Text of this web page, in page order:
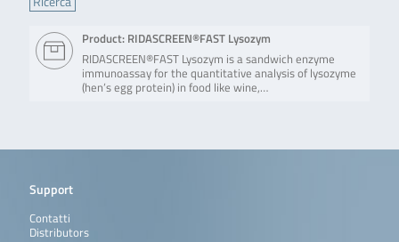
Product: RIDASCREEN®FAST Lysozym
RIDASCREEN®FAST Lysozym is a sandwich enzyme
immunoassay for the quantitative analysis of lysozyme
(hen’s egg protein) in food like wine,…
Support
Contatti
Distributors